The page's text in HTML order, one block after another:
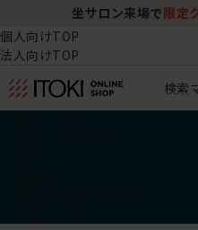
坐サロン来場で 限定
個人向けTOP
法人向けTOP
検索